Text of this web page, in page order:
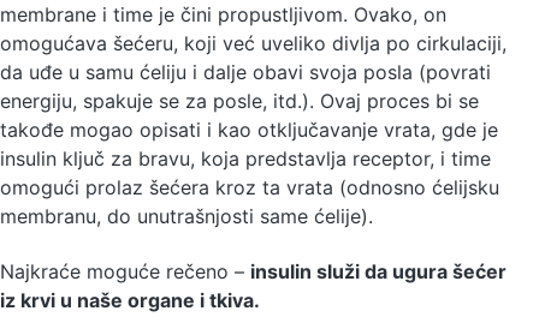
membrane i time je čini propustljivom. Ovako, on
omogućava šećeru, koji već uveliko divlja po cirkulaciji,
da uđe u samu ćeliju i dalje obavi svoja posla (povrati
energiju, spakuje se za posle, itd.). Ovaj proces bi se
takođe mogao opisati i kao otključavanje vrata, gde je
insulin ključ za bravu, koja predstavlja receptor, i time
omogući prolaz šećera kroz ta vrata (odnosno ćelijsku
membranu, do unutrašnjosti same ćelije).
Najkraće moguće rečeno – insulin služi da ugura šećer
iz krvi u naše organe i tkiva.